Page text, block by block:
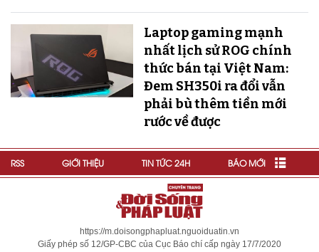
Laptop gaming mạnh
nhất lịch sử ROG chính
thức bán tại Việt Nam:
Đem SH350i ra đổi vẫn
phải bù thêm tiền mới
rước về được
RSS GIỚI THIỆU TIN TỨC 24H BÁO MỚI
https://m.doisongphapluat.nguoiduatin.vn
Giấy phép số 12/GP-CBC của Cục Báo chí cấp ngày 17/7/2020